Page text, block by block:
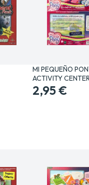
MI PEQUEÑO
ACTIVITY
2,95 €